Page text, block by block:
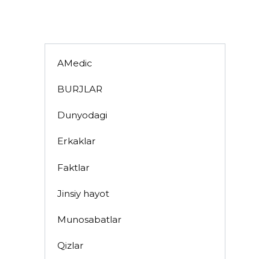
AMedic
BURJLAR
Dunyodagi
Erkaklar
Faktlar
Jinsiy hayot
Munosabatlar
Qizlar